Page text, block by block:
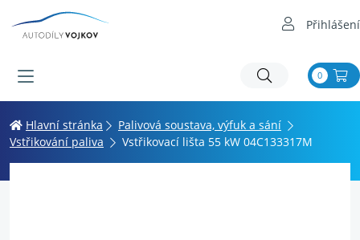
Přihlášení
0
Hlavní stránka
Palivová soustava, výfuk a sání
Vstřikování paliva
Vstřikovací lišta 55 kW 04C133317M